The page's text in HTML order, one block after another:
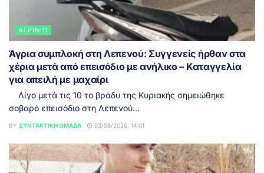
ΑΓΡΊΝΙΟ
Άγρια συμπλοκή στη Λεπενού: Συγγενείς ήρθαν στα
χέρια μετά από επεισόδιο με ανήλικο – Καταγγελία
για απειλή με μαχαίρι
Λίγο μετά τις 10 το βράδυ της Κυριακής σημειώθηκε
σοβαρό επεισόδιο στη Λεπενού...
BY ΣΥΝΤΑΚΤΙΚΉ ΟΜΆΔΑ 03/08/2026, 14:01